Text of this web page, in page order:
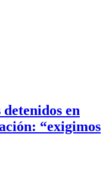
en
“exigimos